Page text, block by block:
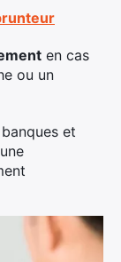
en cas
ou un
et